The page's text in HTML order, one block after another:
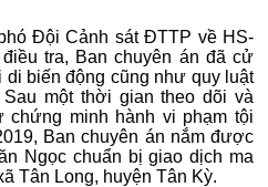
Đội Cảnh sát ĐTTP về HS-
tra, Ban chuyên án đã cử
di biến động cũng như quy luật
một thời gian theo dõi và
minh hành vi phạm tội
Ban chuyên án nắm được
Ngọc chuẩn bị giao dịch ma
Tân Long, huyện Tân Kỳ.